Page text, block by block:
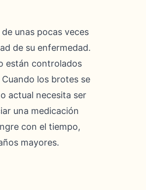
unas pocas veces
de su enfermedad.
están controlados
los brotes se
actual necesita ser
una medicación
con el tiempo,
mayores.